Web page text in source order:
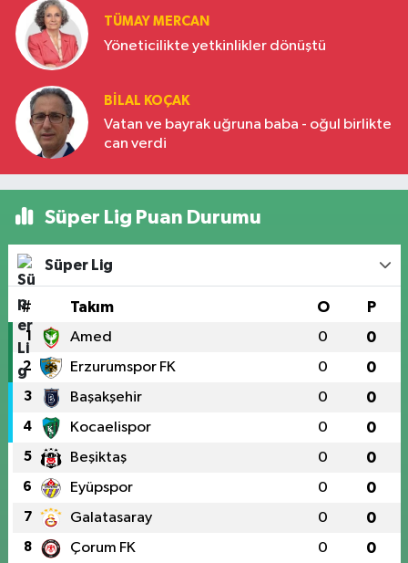
TÜMAY MERCAN
Yöneticilikte yetkinlikler dönüştü
BILAL KOÇAK
Vatan ve bayrak uğruna baba - oğul birlikte
can verdi
Süper Lig Puan Durumu
Süper Lig
# Takım O P
1 Amed 0 0
2 Erzurumspor FK 0 0
3 Başakşehir 0 0
4 Kocaelispor 0 0
5 Beşiktaş 0 0
6 Eyüpspor 0 0
7 Galatasaray 0 0
8 Çorum FK 0 0